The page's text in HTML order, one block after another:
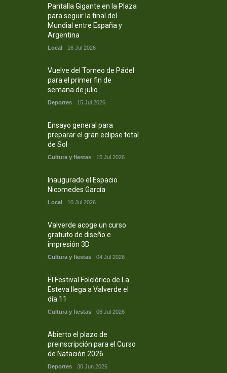
Pantalla Gigante en la Plaza
para seguir la final del
Mundial entre España y
Argentina
Local 16 Jul 2026
Vuelve del Torneo de Pádel
para el primer fin de
semana de julio
Deportes 15 Jul 2026
Ensayo general para
preparar el gran eclipse total
de Sol
Cultura y fiestas 15 Jul 2026
Inaugurado el Espacio
Nicomedes García
Local 10 Jul 2026
Valverde acoge un curso
gratuito de diseño e
impresión 3D
Cultura y fiestas 04 Jul 2026
El Festival Folclórico de La
Esteva llega a Valverde el
día 11
Cultura y fiestas 06 Jul 2026
Abierto el plazo de
preinscripción para el Curso
de Natación 2026
Deportes 30 Jun 2026